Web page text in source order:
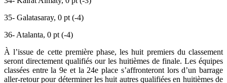
35- Galatasaray, 0 pt (-4)
36- Atalanta, 0 pt (-4)
À l’issue de cette première phase, les huit premiers du classement
seront directement qualifiés our les huitièmes de finale. Les équipes
classées entre la 9e et la 24e place s’affronteront lors d’un barrage
aller-retour pour déterminer les huit autres qualifiées en huitièmes de